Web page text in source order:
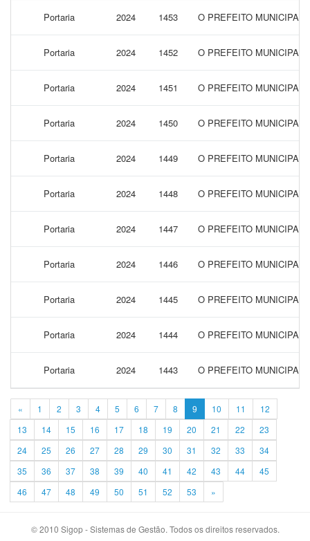
Portaria 2024 1453 O PREFEITO MUNICIPAL
Portaria 2024 1452 O PREFEITO MUNICIPAL
Portaria 2024 1451 O PREFEITO MUNICIPAL
Portaria 2024 1450 O PREFEITO MUNICIPAL
Portaria 2024 1449 O PREFEITO MUNICIPAL
Portaria 2024 1448 O PREFEITO MUNICIPAL
Portaria 2024 1447 O PREFEITO MUNICIPAL
Portaria 2024 1446 O PREFEITO MUNICIPAL
Portaria 2024 1445 O PREFEITO MUNICIPAL
Portaria 2024 1444 O PREFEITO MUNICIPAL
Portaria 2024 1443 O PREFEITO MUNICIPAL
« 1 2 3 4 5 6 7 8 9 10 11
12
13
14 15 16 17 18 19 20 21 22
23
24
25 26 27 28 29 30 31 32 33
34
35
36 37 38 39 40 41 42 43 44
45
46
47 48 49 50 51 52 53 »
© 2010 Sigop - Sistemas de Gestão. Todos os direitos reservados.